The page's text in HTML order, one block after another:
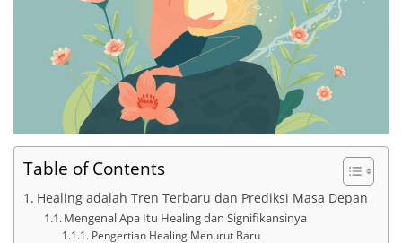
Table of Contents
Healing adalah Tren Terbaru dan Prediksi Masa Depan
Mengenal Apa Itu Healing dan Signifikansinya
Pengertian Healing Menurut Baru